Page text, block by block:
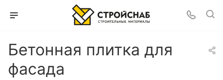
Бетонная плитка для
фасада